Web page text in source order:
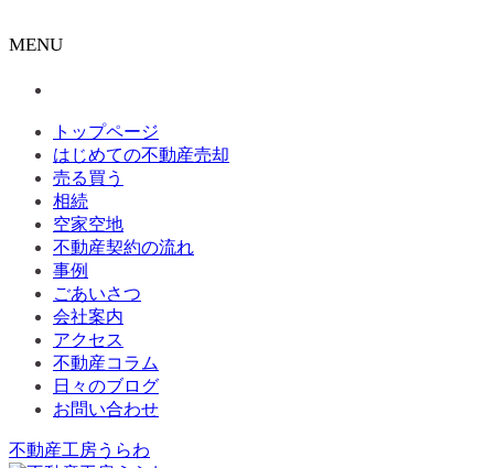
MENU
トップページ
はじめての不動産売却
売る買う
相続
空家空地
不動産契約の流れ
事例
ごあいさつ
会社案内
アクセス
不動産コラム
日々のブログ
お問い合わせ
不動産工房うらわ